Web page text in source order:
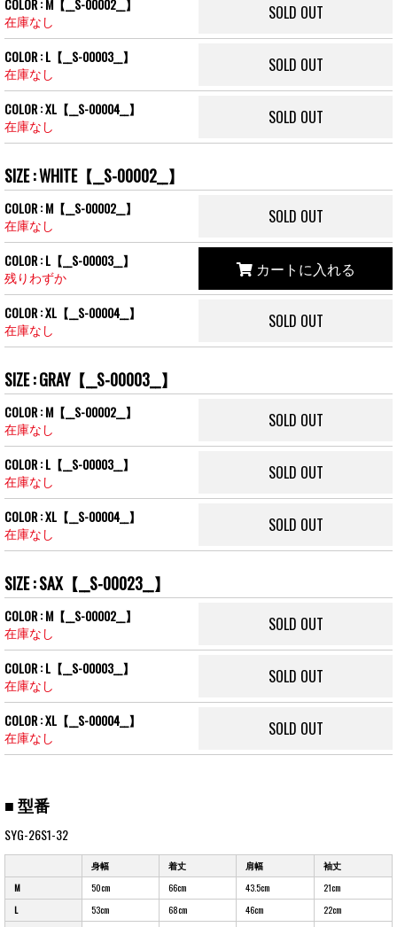
COLOR : M【__S-00002__】
在庫なし
SOLD OUT
COLOR : L【__S-00003__】
在庫なし
SOLD OUT
COLOR : XL【__S-00004__】
在庫なし
SOLD OUT
SIZE : WHITE【__S-00002__】
COLOR : M【__S-00002__】
在庫なし
SOLD OUT
COLOR : L【__S-00003__】
残りわずか
カートに入れる
COLOR : XL【__S-00004__】
在庫なし
SOLD OUT
SIZE : GRAY【__S-00003__】
COLOR : M【__S-00002__】
在庫なし
SOLD OUT
COLOR : L【__S-00003__】
在庫なし
SOLD OUT
COLOR : XL【__S-00004__】
在庫なし
SOLD OUT
SIZE : SAX【__S-00023__】
COLOR : M【__S-00002__】
在庫なし
SOLD OUT
COLOR : L【__S-00003__】
在庫なし
SOLD OUT
COLOR : XL【__S-00004__】
在庫なし
SOLD OUT
■ 型番
SYG-26S1-32
身幅 着丈 肩幅
袖丈
M
50cm 66cm 43.5cm
21cm
L
53cm 68cm 46cm
22cm